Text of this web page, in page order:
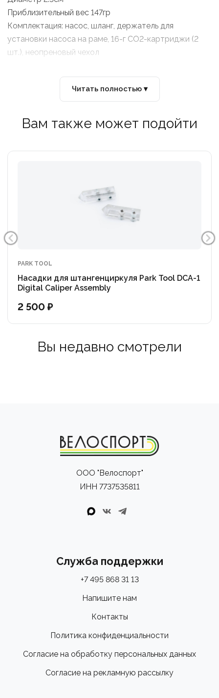
Приблизительный вес 147гр
Комплектация: насос, шланг, держатель для
установки насоса на раме, 16-г CO2-картриджи (2
шт.), неопреновый чехол
Читать полностью ▾
Вам также может подойти
PARK TOOL
Насадки для штангенциркуля Park Tool DCA-1
Digital Caliper Assembly
2 500 ₽
Вы недавно смотрели
ООО "Велоспорт"
ИНН 7737535811
Служба поддержки
+7 495 868 31 13
Напишите нам
Контакты
Политика конфиденциальности
Согласие на обработку персональных данных
Согласие на рекламную рассылку